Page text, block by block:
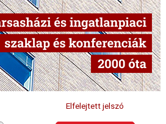
Elfelejtett jelszó